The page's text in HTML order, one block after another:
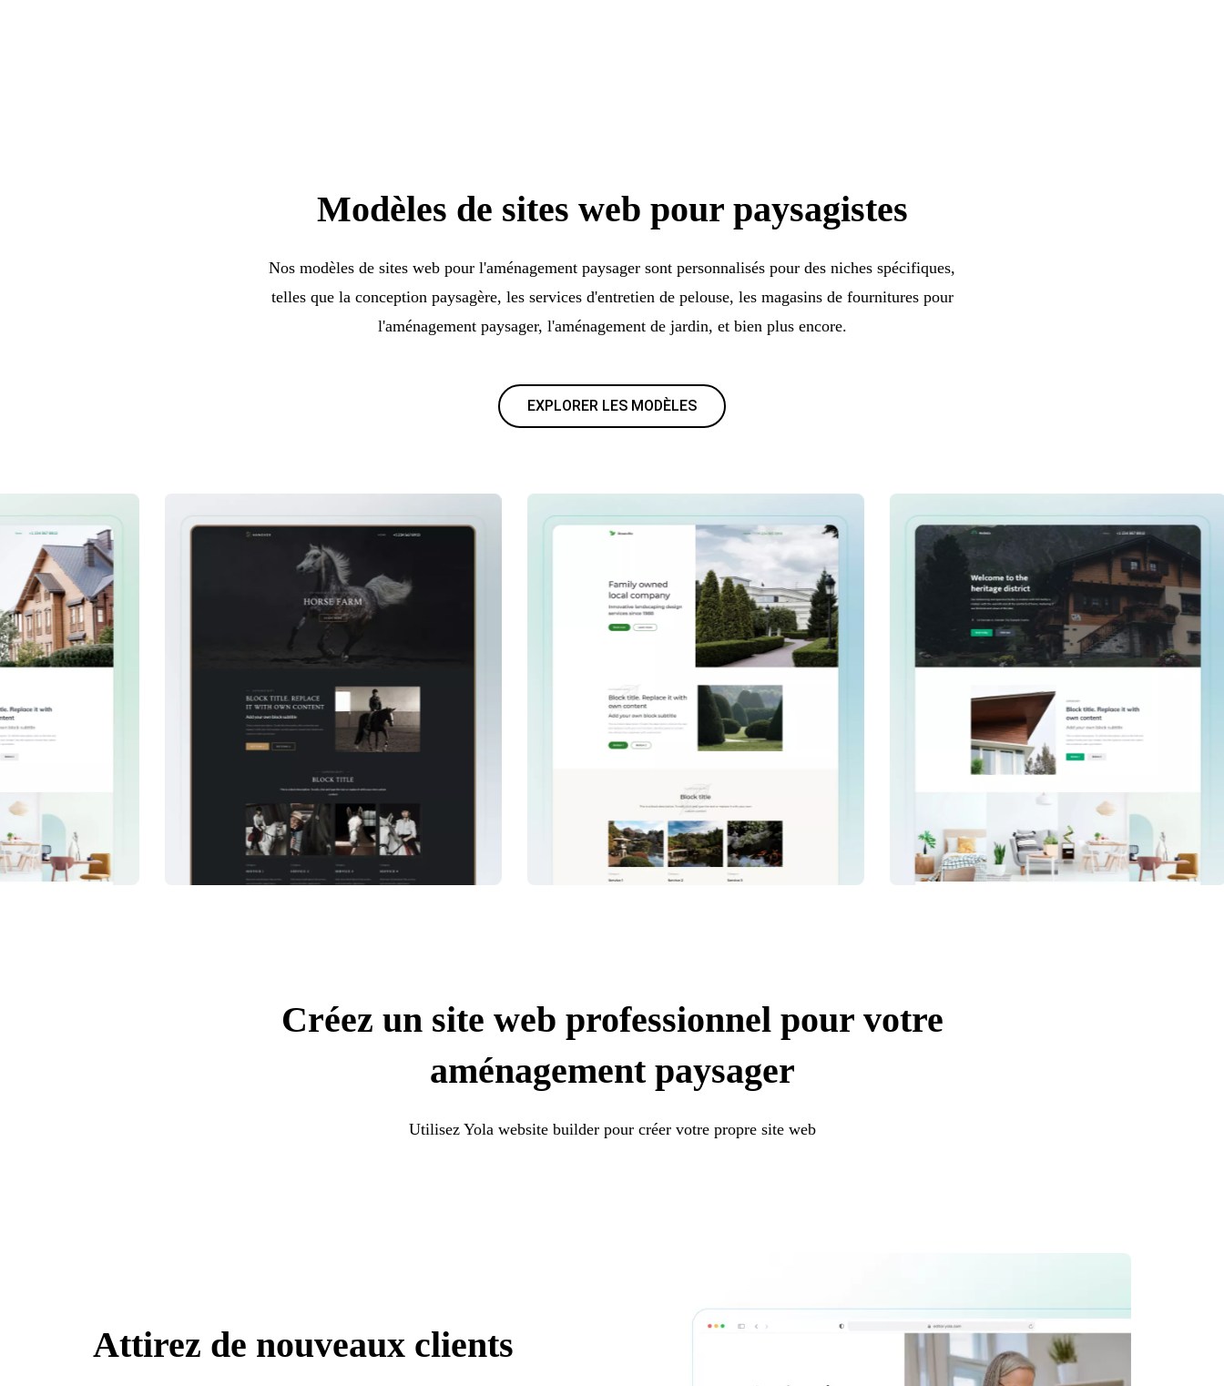
Modèles de sites web pour paysagistes
Nos modèles de sites web pour l'aménagement paysager sont personnalisés pour des niches spécifiques,
telles que la conception paysagère, les services d'entretien de pelouse, les magasins de fournitures pour
l'aménagement paysager, l'aménagement de jardin, et bien plus encore.
EXPLORER LES MODÈLES
Créez un site web professionnel pour votre
aménagement paysager
Utilisez Yola website builder pour créer votre propre site web
Attirez de nouveaux clients